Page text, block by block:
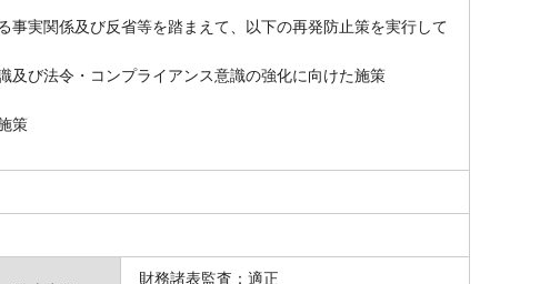
実関係及び反省等を踏まえて、以下の再発防止策を実行して
び法令・コンプライアンス意識の強化に向けた施策
策
財務諸表監査：適正